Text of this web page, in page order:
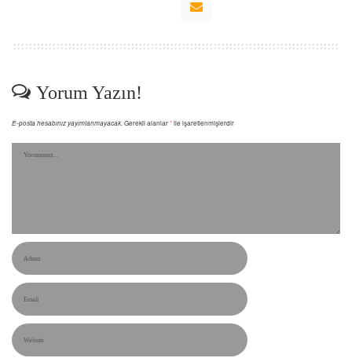
Yorum Yazın!
E-posta hesabınız yayımlanmayacak. Gerekli alanlar*ile işaretlenmişlerdir